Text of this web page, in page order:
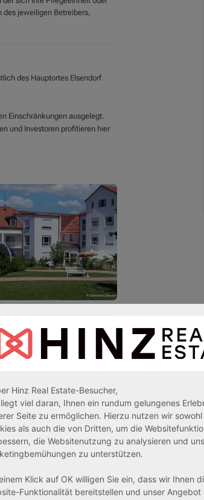
des jeweiligen Betreibers,
des Hauptortes Elsendorf
Einschränkungen ausgelegt.
und Investoren profitieren hier
Hinz Real Estate-Besucher,
viel daran, Ihnen ein rundum gelungenes
Seite zu ermöglichen. Hierzu nutzen wir
als auch die von Dritten, um die
die Websitenutzung zu analysieren und
zu unterstützen.
Klick auf OK willigen Sie ein, dass wir Ihnen
Funktionalität bereitstellen und unser Angebot